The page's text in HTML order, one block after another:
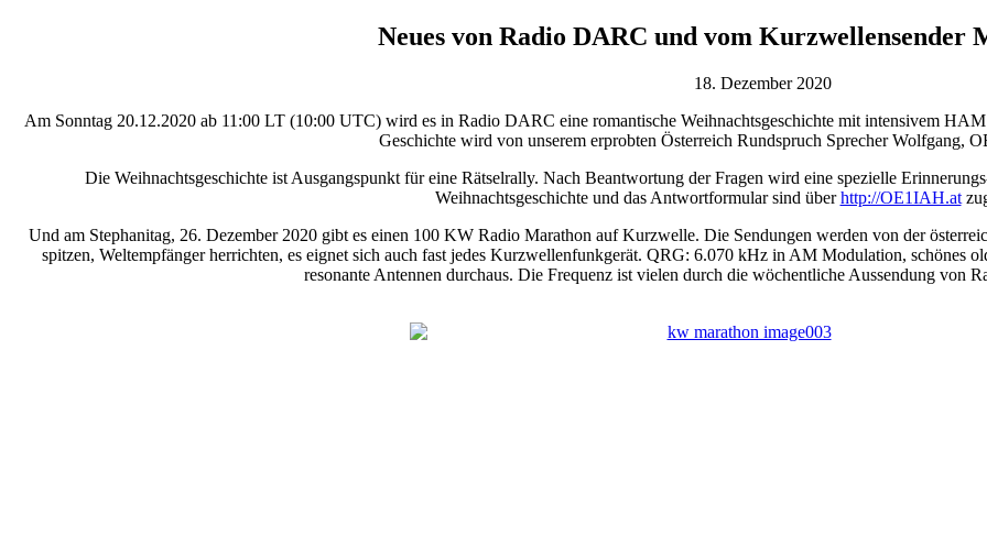
Neues von Radio DARC und vom Kurzwellensender
18. Dezember 2020
Am Sonntag 20.12.2020 ab 11:00 LT (10:00 UTC) wird es in Radio DARC eine romantische Weihnachtsgeschichte mit intensivem
Geschichte wird von unserem erprobten Österreich Rundspruch Sprecher Wolfgang,
Die Weihnachtsgeschichte ist Ausgangspunkt für eine Rätselrally. Nach Beantwortung der Fragen wird eine spezielle
Weihnachtsgeschichte und das Antwortformular sind überhttp://OE1IAH.at
Und am Stephanitag, 26. Dezember 2020 gibt es einen 100 KW Radio Marathon auf Kurzwelle. Die Sendungen werden von der
spitzen, Weltempfänger herrichten, es eignet sich auch fast jedes Kurzwellenfunkgerät. QRG: 6.070 kHz in AM Modulation, schönes
resonante Antennen durchaus. Die Frequenz ist vielen durch die wöchentliche Aussendung von